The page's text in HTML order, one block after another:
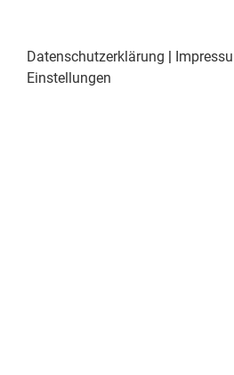
Datenschutzerklärung |
Einstellungen